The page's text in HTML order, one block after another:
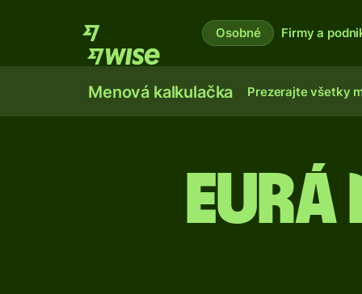
Osobné Firmy a
Menová kalkulačka Prezerajte všetky